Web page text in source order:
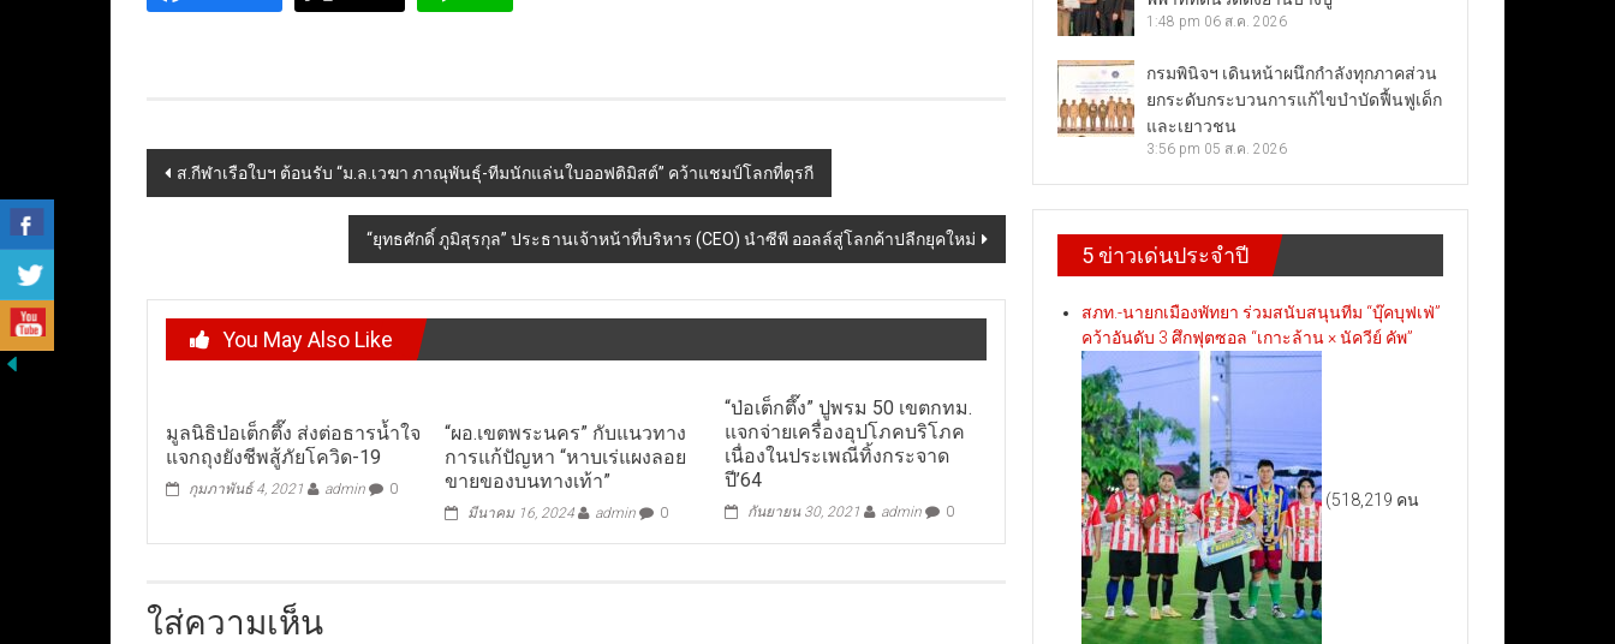
Post
ส.กีฬาเรือใบฯ ต้อนรับ “ม.ล.เวฆา ภาณุพันธุ์-ทีมนักแล่นใบออฟติมิสต์” คว้าแชมป์โลกที่ตุรกี
“ยุทธศักดิ์ ภูมิสุรกุล” ประธานเจ้าหน้าที่บริหาร (CEO) นำซีพี ออลล์สู่โลกค้าปลีกยุคใหม่
You May Also Like
มูลนิธิป่อเต็กตึ๊ง ส่งต่อธารน้ำใจ
แจกถุงยังชีพสู้ภัยโควิด-19
กุมภาพันธ์ 4, 2021 admin 0
“ผอ.เขตพระนคร” กับแนวทาง
การแก้ปัญหา “หาบเร่แผงลอย
ขายของบนทางเท้า”
มีนาคม 16, 2024 admin 0
“ป่อเต็กตึ๊ง” ปูพรม 50 เขตกทม.
แจกจ่ายเครื่องอุปโภคบริโภค
เนื่องในประเพณีทิ้งกระจาด
ปี’64
กันยายน 30, 2021 admin 0
ใส่ความเห็น
1:48 pm 06 ส.ค. 2026
กรมพินิจฯ เดินหน้าผนึกกำลังทุกภาคส่วน
ยกระดับกระบวนการแก้ไขบำบัดฟื้นฟูเด็ก
และเยาวชน
3:56 pm 05 ส.ค. 2026
5 ข่าวเด่นประจำปี
สภท.-นายกเมืองพัทยา ร่วมสนับสนุนทีม “บุ๊คบุฟเฟ่”
คว้าอันดับ 3 ศึกฟุตซอล “เกาะล้าน × นัควีย์ คัพ”
(518,219 คน